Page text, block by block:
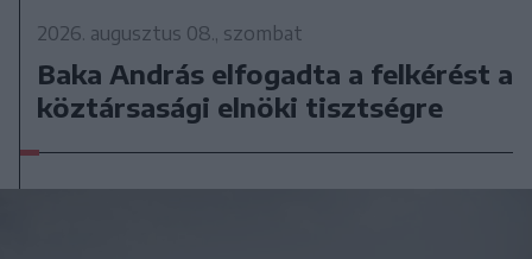
2026. augusztus 08., szombat
Baka András elfogadta a felkérést a
köztársasági elnöki tisztségre